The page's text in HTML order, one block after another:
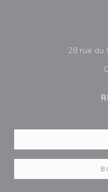
28 rue du